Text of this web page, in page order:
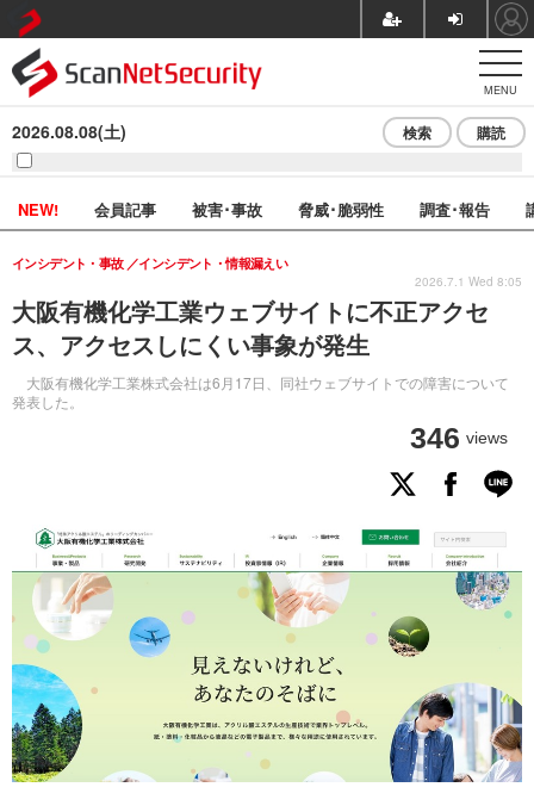
MENU
2026.08.08(土) 検索 購読
NEW! 会員記事 被害･事故 脅威･脆弱性 調査･報告
大阪有機化学工業ウェブサイトに不正アクセ
ス、アクセスしにくい事象が発生
大阪有機化学工業株式会社は6月17日、同社ウェブサイトでの障害について
発表した。
インシデント・事故 インシデント・情報漏えい
346 views
2026.7.1 Wed 8:05